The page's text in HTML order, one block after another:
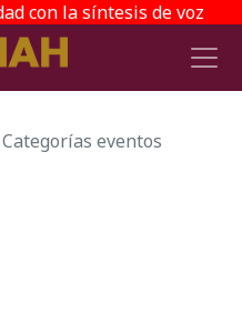
con la síntesis de voz
Categorías eventos